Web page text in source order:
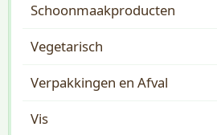
Schoonmaakproducten
Vegetarisch
Verpakkingen en Afval
Vis